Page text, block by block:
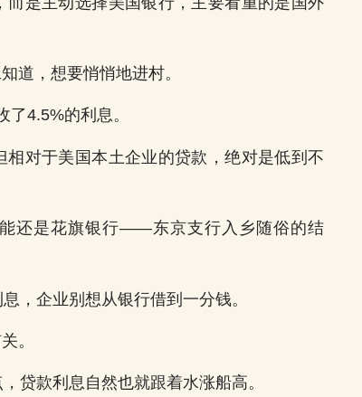
道，想要悄悄地进村。
4.5%的利息。
对于美国本土企业的贷款，绝对是低到不
还是花旗银行——东京支行入乡随俗的结
，企业别想从银行借到一分钱。
。
贷款利息自然也就跟着水涨船高。